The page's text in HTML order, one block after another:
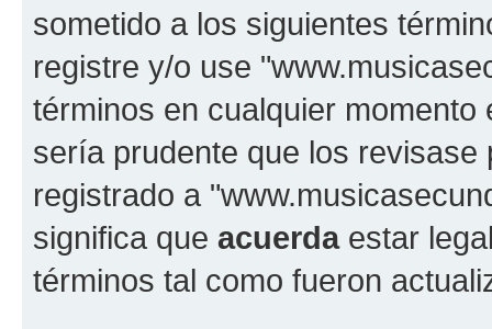
sometido a los siguientes
registre y/o use
términos en cualquier
sería prudente que los
registrado a
significa que acuerdaestar
términos tal como fueron